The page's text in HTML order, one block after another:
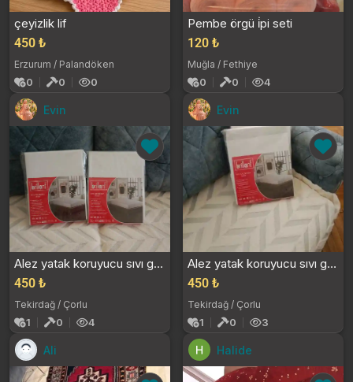
çeyizlik lif
450 ₺
Erzurum / Palandöken
0 0 0
Pembe örgü i̇pi seti
120 ₺
Muğla / Fethiye
0 0 4
Evin
Alez yatak koruyucu sıvı geçirmez tek kişilik last...
450 ₺
Tekirdağ / Çorlu
1 0 4
Evin
Alez yatak koruyucu sıvı geçirmez lastikli beyaz r...
450 ₺
Tekirdağ / Çorlu
1 0 3
Ali Halide